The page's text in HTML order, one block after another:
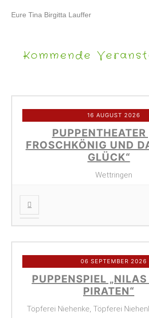
Eure Tina Birgitta Lauffer
Kommende
16 AUGUST 2026
PUPPENTHEATER
FROSCHKÖNIG UND
GLÜCK“
Wettringen
06 SEPTEMBER 2026
PUPPENSPIEL
PIRATEN“
Töpferei Niehenke, Töpferei